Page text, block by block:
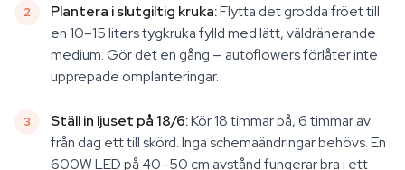
Plantera i slutgiltig kruka:Flytta det grodda fröet till
en 10–15 liters tygkruka fylld med lätt, väldränerande
medium. Gör det en gång — autoflowers förlåter inte
upprepade omplanteringar.
Ställ in ljuset på 18/6:Kör 18 timmar på, 6 timmar av
från dag ett till skörd. Inga schemaändringar behövs. En
600W LED på 40–50 cm avstånd fungerar bra i ett